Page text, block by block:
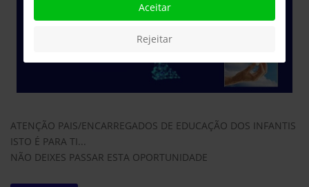
ATENÇÃO PAIS/ENCARREGADOS DE EDUCAÇÃO DOS INFANTIS
ISTO É PARA TI...
NÃO DEIXES PASSAR ESTA OPORTUNIDADE
Aceitar
Rejeitar